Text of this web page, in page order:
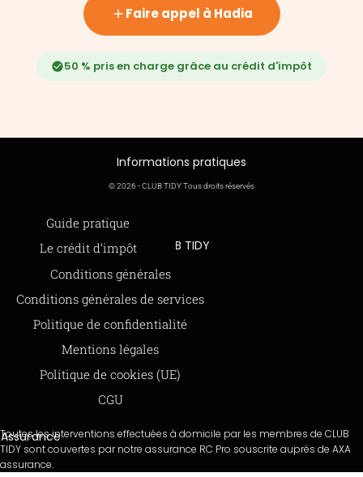
Faire appel à Hadia
50 % pris en charge grâce au crédit d'impôt
Informations pratiques
Guide pratique
Le crédit d’impôt
Offre de parrainage 50-50
FAQ
BLOG
© 2026 - CLUB TIDY Tous droits réservés
Informations légales
Conditions générales
Conditions générales de services
Politique de confidentialité
Mentions légales
Politique de cookies (UE)
CGU
CLUB TIDY
SAS CLUB TIDY
165 Avenue de Bretagne
59000 LILLE
979 480 886 RCS LILLE Métropole
Moyens de paiements
Assurance
Toutes les interventions effectuées à domicile par les membres de CLUB
TIDY sont couvertes par notre assurance RC Pro souscrite auprès de AXA
assurance.